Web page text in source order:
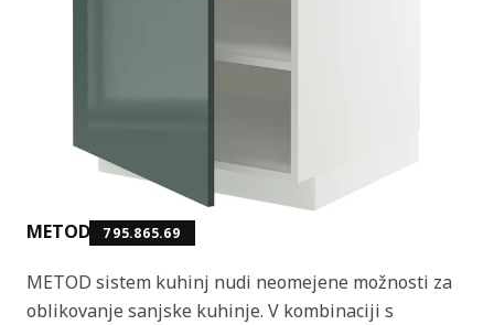
METOD 795.865.69
METOD sistem kuhinj nudi neomejene možnosti za
oblikovanje sanjske kuhinje. V kombinaciji s